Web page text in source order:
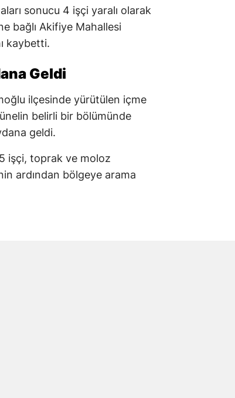
sonucu 4 işçi yaralı olarak
bağlı Akifiye Mahallesi
kaybetti.
Geldi
ilçesinde yürütülen içme
belirli bir bölümünde
geldi.
5 işçi, toprak ve moloz
ardından bölgeye arama